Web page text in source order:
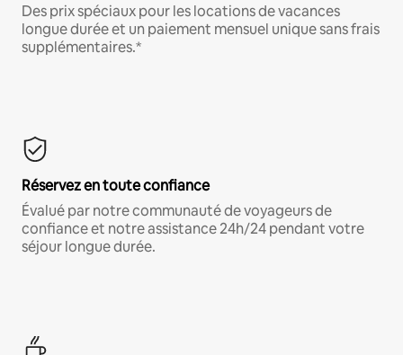
Des prix spéciaux pour les locations de vacances
longue durée et un paiement mensuel unique sans frais
supplémentaires.*
Réservez en toute confiance
Évalué par notre communauté de voyageurs de
confiance et notre assistance 24h/24 pendant votre
séjour longue durée.